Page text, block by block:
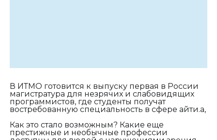
В ИТМО готовится к выпуску первая в России
магистратура для незрячих и слабовидящих
программистов, где студенты получат
востребованную специальность в сфере айти.а,
Как это стало возможным? Какие еще
престижные и необычные профессии